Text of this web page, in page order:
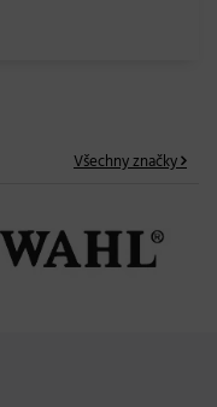
Všechny značky